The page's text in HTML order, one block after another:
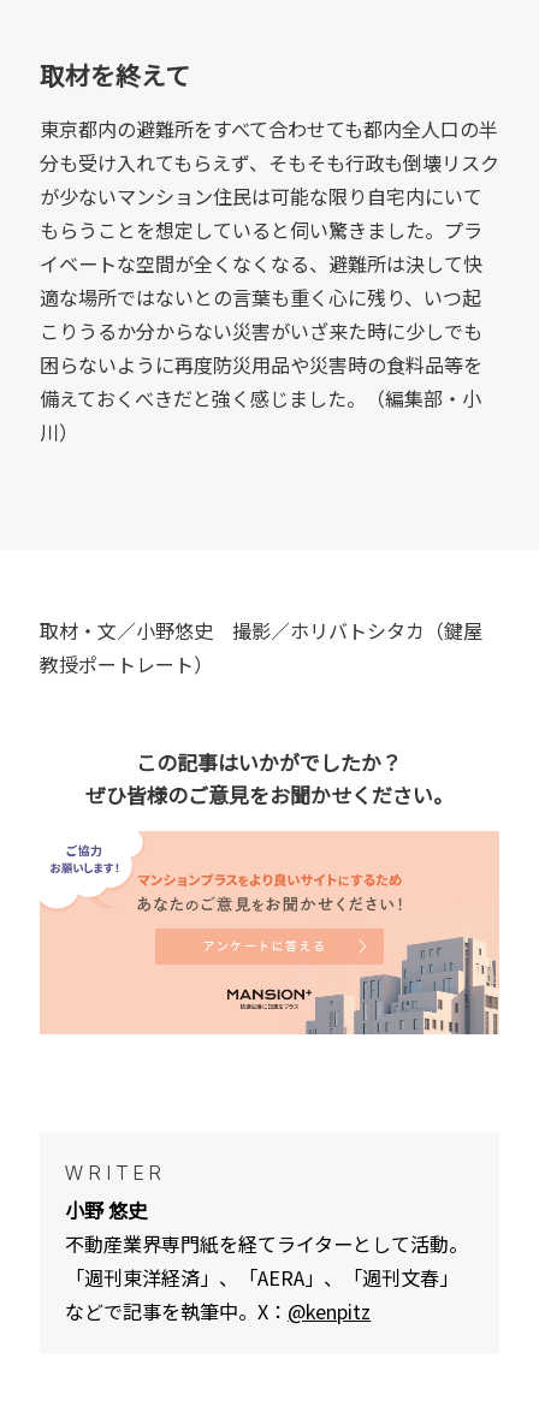
取材を終えて
東京都内の避難所をすべて合わせても都内全人口の半
分も受け入れてもらえず、そもそも行政も倒壊リスク
が少ないマンション住民は可能な限り自宅内にいて
もらうことを想定していると伺い驚きました。プラ
イベートな空間が全くなくなる、避難所は決して快
適な場所ではないとの言葉も重く心に残り、いつ起
こりうるか分からない災害がいざ来た時に少しでも
困らないように再度防災用品や災害時の食料品等を
備えておくべきだと強く感じました。（編集部・小
川）
取材・文／小野悠史 撮影／ホリバトシタカ（鍵屋
教授ポートレート）
この記事はいかがでしたか？
ぜひ皆様のご意見をお聞かせください。
WRITER
小野 悠史
不動産業界専門紙を経てライターとして活動。
「週刊東洋経済」、「AERA」、「週刊文春」
などで記事を執筆中。X： @kenpitz